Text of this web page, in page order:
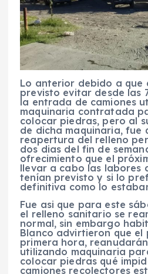
Lo anterior debido a que
previsto evitar desde las
la entrada de camiones
maquinaria contratada
colocar piedras, pero al
de dicha maquinaria, fue
reapertura del relleno
dos dias del fin de
ofrecimiento que el
llevar a cabo las labores
tenían previsto y si lo
definitiva como lo
Fue asi que para este
el relleno sanitario se
normal, sin embargo
Blanco advirtieron que el
primera hora,
utilizando maquinaria
colocar piedras qué
camiones recolectores